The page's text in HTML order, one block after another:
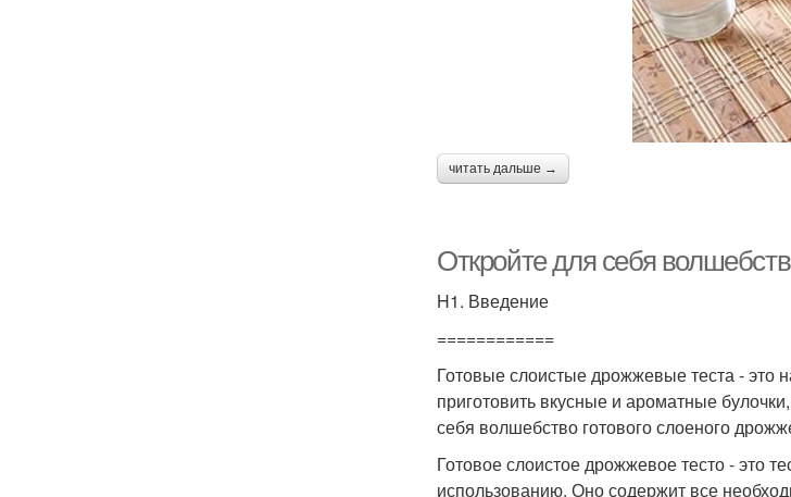
читать дальше →
Откройте для себя
H1. Введение
============
Готовые слоистые дрожжевые теста - это
приготовить вкусные и ароматные
себя волшебство готового слоеного
Готовое слоистое дрожжевое тесто - это
использованию. Оно содержит все